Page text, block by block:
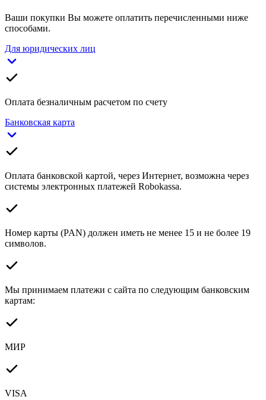
Ваши покупки Вы можете оплатить перечисленными ниже
способами.
Для юридических лиц
Оплата безналичным расчетом по счету
Банковская карта
Оплата банковской картой, через Интернет, возможна через
системы электронных платежей Robokassa.
Номер карты (PAN) должен иметь не менее 15 и не более 19
символов.
Мы принимаем платежи с сайта по следующим банковским
картам:
МИР
VISA